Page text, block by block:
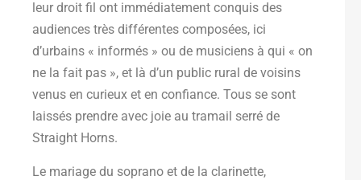
leur droit fil ont immédiatement conquis des
audiences très différentes composées, ici
d’urbains « informés » ou de musiciens à qui « on
ne la fait pas », et là d’un public rural de voisins
venus en curieux et en confiance. Tous se sont
laissés prendre avec joie au tramail serré de
Straight Horns.
Le mariage du soprano et de la clarinette,